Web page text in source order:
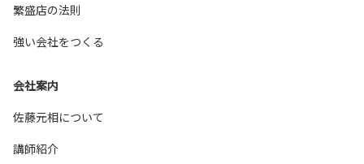
繁盛店の法則
強い会社をつくる
会社案内
佐藤元相について
講師紹介